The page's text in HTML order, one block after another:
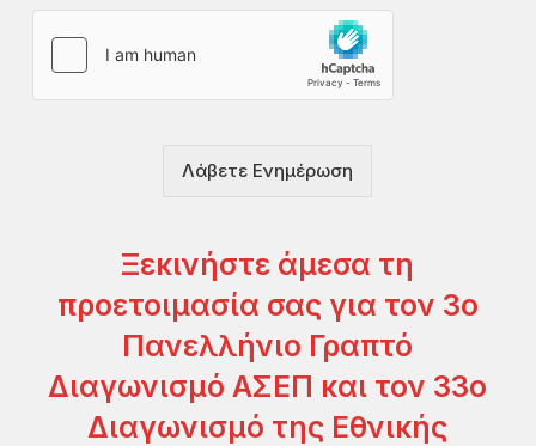
π
ο
Λάβετε Ενημέρωση
Ξεκινήστε άμεσα τη
προετοιμασία σας για τον 3ο
Πανελλήνιο Γραπτό
Διαγωνισμό ΑΣΕΠ και τον 33ο
Διαγωνισμό της Εθνικής